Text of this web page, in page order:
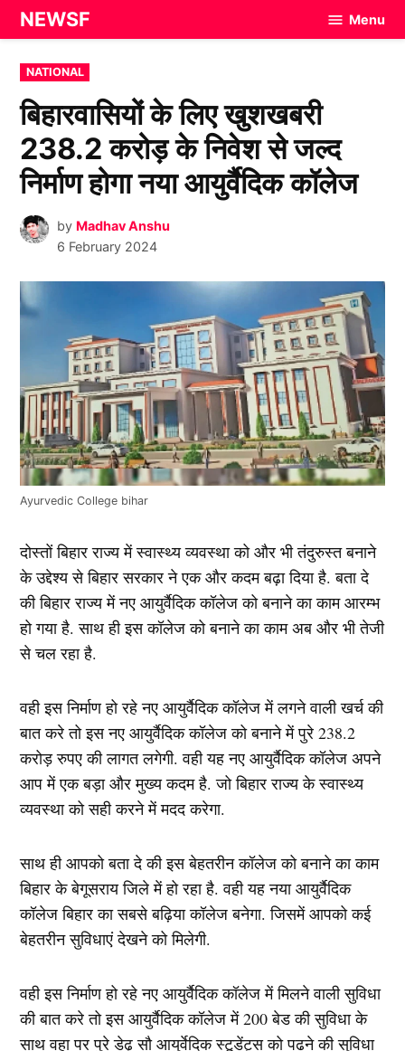
Skip
to
content
NEWSF Menu
POSTED
IN
NATIONAL
बिहारवासियों के लिए खुशखबरी
238.2 करोड़ के निवेश से जल्द
निर्माण होगा नया आयुर्वैदिक कॉलेज
by Madhav Anshu
6 February 2024
Ayurvedic College bihar
दोस्तों बिहार राज्य में स्वास्थ्य व्यवस्था को और भी तंदुरुस्त बनाने
के उद्देश्य से बिहार सरकार ने एक और कदम बढ़ा दिया है. बता दे
की बिहार राज्य में नए आयुर्वैदिक कॉलेज को बनाने का काम आरम्भ
हो गया है. साथ ही इस कॉलेज को बनाने का काम अब और भी तेजी
से चल रहा है.
वही इस निर्माण हो रहे नए आयुर्वैदिक कॉलेज में लगने वाली खर्च की
बात करे तो इस नए आयुर्वैदिक कॉलेज को बनाने में पुरे 238.2
करोड़ रुपए की लागत लगेगी. वही यह नए आयुर्वैदिक कॉलेज अपने
आप में एक बड़ा और मुख्य कदम है. जो बिहार राज्य के स्वास्थ्य
व्यवस्था को सही करने में मदद करेगा.
साथ ही आपको बता दे की इस बेहतरीन कॉलेज को बनाने का काम
बिहार के बेगूसराय जिले में हो रहा है. वही यह नया आयुर्वैदिक
कॉलेज बिहार का सबसे बढ़िया कॉलेज बनेगा. जिसमें आपको कई
बेहतरीन सुविधाएं देखने को मिलेगी.
वही इस निर्माण हो रहे नए आयुर्वैदिक कॉलेज में मिलने वाली सुविधा
की बात करे तो इस आयुर्वैदिक कॉलेज में 200 बेड की सुविधा के
साथ वहा पर पुरे डेढ़ सौ आयुर्वेदिक स्टूडेंट्स को पढने की सुविधा